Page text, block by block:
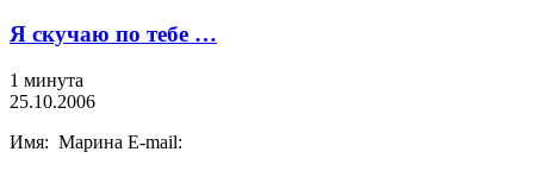
Я скучаю по тебе …
1 минута
25.10.2006
Имя: Марина E-mail: